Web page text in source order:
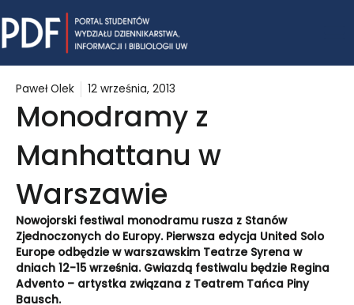
to
content
Paweł Olek 12 września, 2013
Monodramy z
Manhattanu w
Warszawie
Nowojorski festiwal monodramu rusza z Stanów
Zjednoczonych do Europy. Pierwsza edycja United Solo
Europe odbędzie w warszawskim Teatrze Syrena w
dniach 12-15 września. Gwiazdą festiwalu będzie Regina
Advento – artystka związana z Teatrem Tańca Piny
Bausch.